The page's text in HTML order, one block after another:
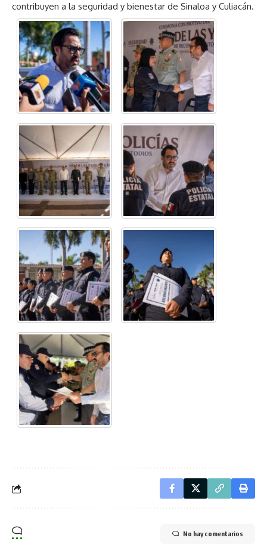
contribuyen a la seguridad y bienestar de Sinaloa y Culiacán.
No hay comentarios